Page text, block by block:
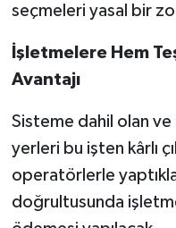
seçmeleri yasal bir
İşletmelere Hem
Avantajı
Sisteme dahil olan ve
yerleri bu işten kârlı
operatörlerle
doğrultusunda